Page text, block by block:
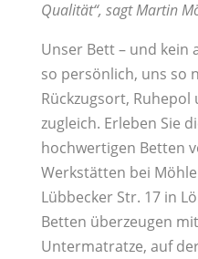
Qualität“, sagt Martin
Unser Bett – und kein
so persönlich, uns so
Rückzugsort,
zugleich. Erleben Sie
hochwertigen Betten
Werkstätten bei
Lübbecker Str. 17 in
Betten überzeugen
Untermatratze, auf